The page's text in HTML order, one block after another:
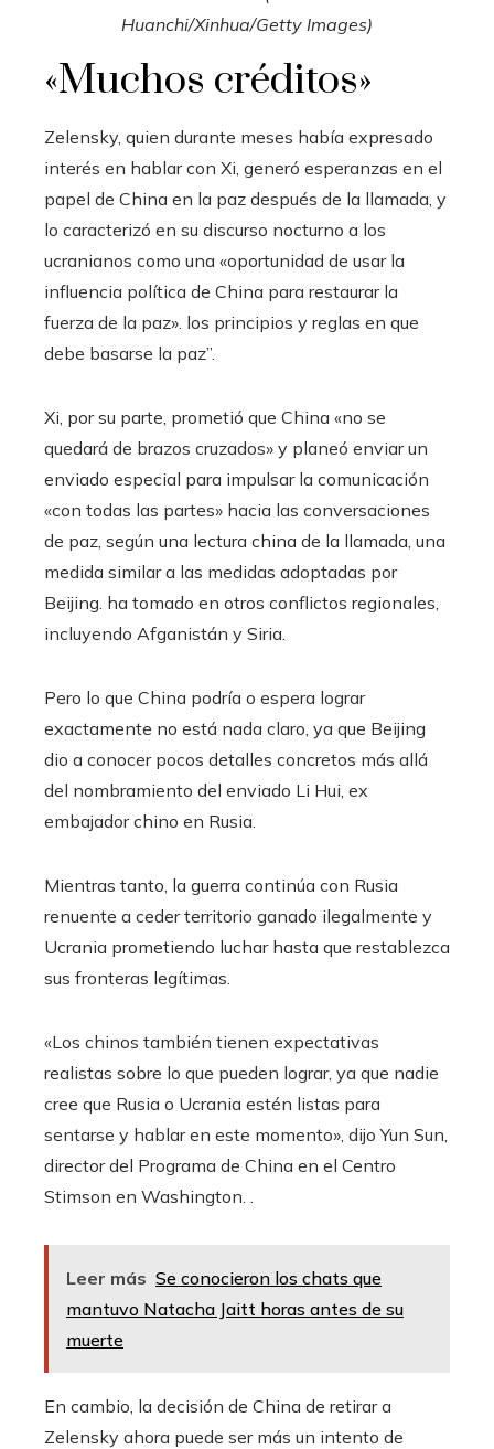
Huanchi/Xinhua/Getty Images)
«Muchos créditos»
Zelensky, quien durante meses había expresado
interés en hablar con Xi, generó esperanzas en el
papel de China en la paz después de la llamada, y
lo caracterizó en su discurso nocturno a los
ucranianos como una «oportunidad de usar la
influencia política de China para restaurar la
fuerza de la paz». los principios y reglas en que
debe basarse la paz”.
Xi, por su parte, prometió que China «no se
quedará de brazos cruzados» y planeó enviar un
enviado especial para impulsar la comunicación
«con todas las partes» hacia las conversaciones
de paz, según una lectura china de la llamada, una
medida similar a las medidas adoptadas por
Beijing. ha tomado en otros conflictos regionales,
incluyendo Afganistán y Siria.
Pero lo que China podría o espera lograr
exactamente no está nada claro, ya que Beijing
dio a conocer pocos detalles concretos más allá
del nombramiento del enviado Li Hui, ex
embajador chino en Rusia.
Mientras tanto, la guerra continúa con Rusia
renuente a ceder territorio ganado ilegalmente y
Ucrania prometiendo luchar hasta que restablezca
sus fronteras legítimas.
«Los chinos también tienen expectativas
realistas sobre lo que pueden lograr, ya que nadie
cree que Rusia o Ucrania estén listas para
sentarse y hablar en este momento», dijo Yun Sun,
director del Programa de China en el Centro
Stimson en Washington. .
Leer más Se conocieron los chats que
mantuvo Natacha Jaitt horas antes de su
muerte
En cambio, la decisión de China de retirar a
Zelensky ahora puede ser más un intento de